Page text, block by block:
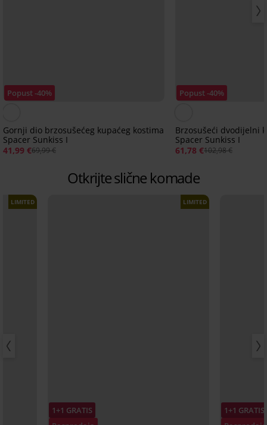
Popust -40%
Gornji dio brzosušećeg kupaćeg kostima
Spacer Sunkiss I
41,99 €69,99 €
Popust -40%
Brzosušeći dvodijelni
Spacer Sunkiss I
61,78 €102,98 €
Otkrijte slične komade
LIMITED
1+1 GRATIS
LIMITED
1+1 GRATIS